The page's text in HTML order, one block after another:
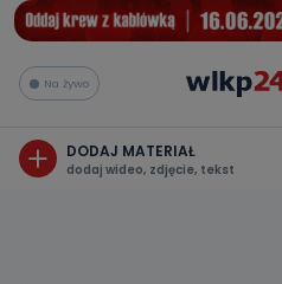
Na żywo
DODAJ MATERIAŁ
dodaj wideo, zdjęcie, tekst